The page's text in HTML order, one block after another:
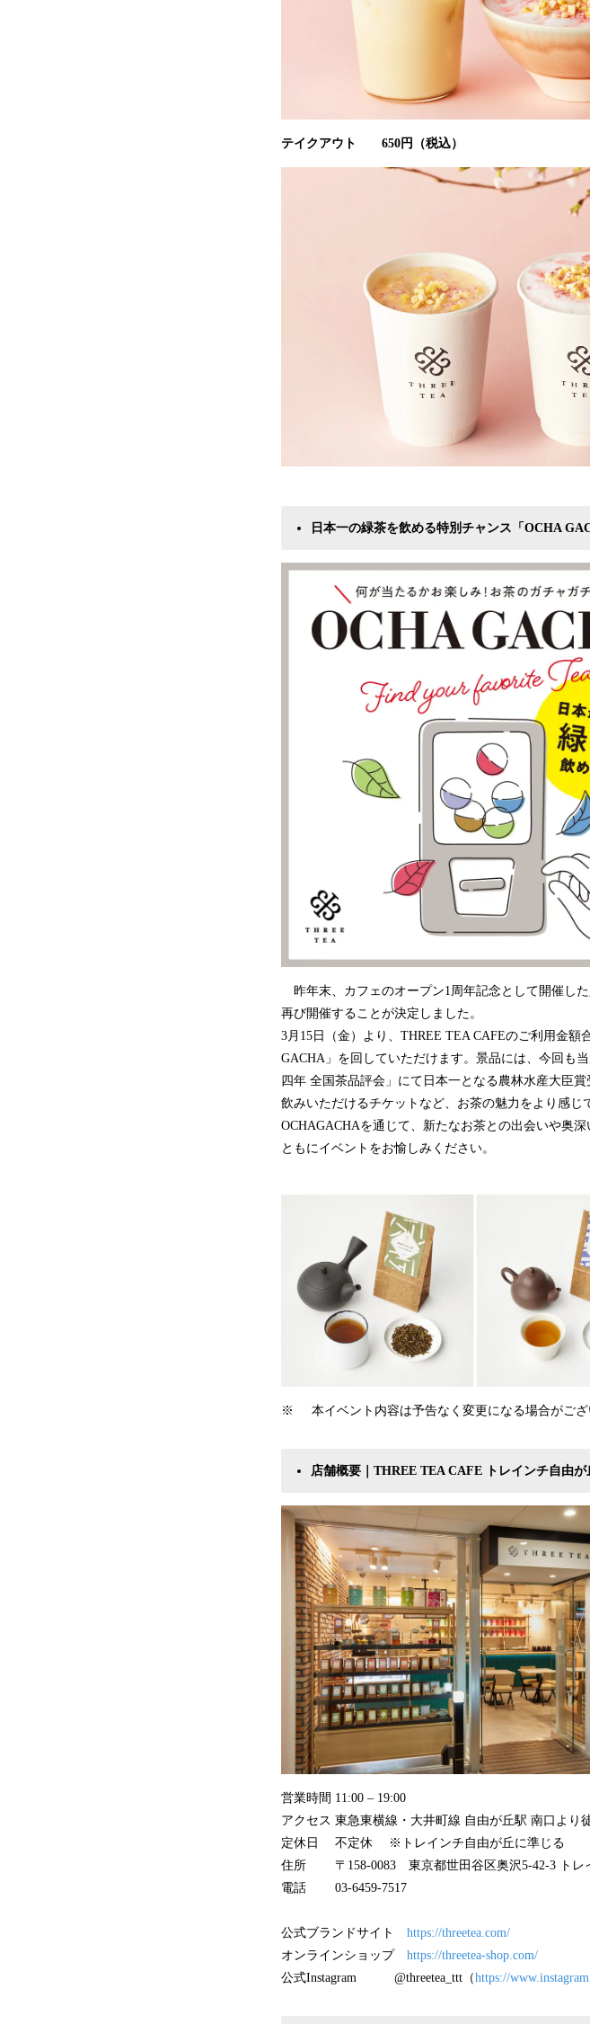
テイクアウト 650円（税込）
日本一の緑茶を飲める特別チャンス「OCHA
昨年末、カフェのオープン1周年記念として開催し
再び開催することが決定しました。
3月15日（金）より、THREE TEA CAFEのご利用金
GACHA」を回していただけます。景品には、今回も
四年 全国茶品評会」にて日本一となる農林水産大臣
飲みいただけるチケットなど、お茶の魅力をより感じ
OCHAGACHAを通じて、新たなお茶との出会いや奥
ともにイベントをお愉しみください。
※ 本イベント内容は予告なく変更になる場合がござ
店舗概要｜THREE TEA CAFE トレインチ自由が
営業時間 11:00 – 19:00
アクセス 東急東横線・大井町線 自由が丘駅 南口より
定休日 不定休 ※トレインチ自由が丘に準じる
住所 〒158-0083 東京都世田谷区奥沢5-42-3 トレ
電話 03-6459-7517
公式ブランドサイト https://threetea.com/
オンラインショップ https://threetea-shop.com/
公式Instagram @threetea_ttt（https://